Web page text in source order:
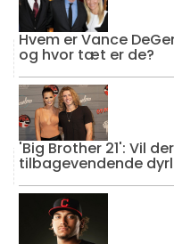
Hvem er Vance
og hvor tæt er de?
'Big Brother 21': Vil
tilbagevendende